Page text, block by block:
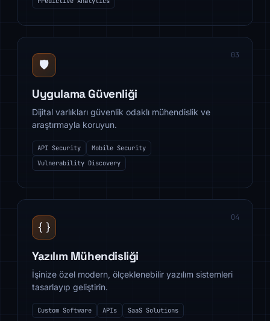
03
🛡️
Uygulama Güvenliği
Dijital varlıkları güvenlik odaklı mühendislik ve
araştırmayla koruyun.
API Security
Mobile Security
Vulnerability Discovery
04
{ }
Yazılım Mühendisliği
İşinize özel modern, ölçeklenebilir yazılım sistemleri
tasarlayıp geliştirin.
Custom Software APIs SaaS Solutions